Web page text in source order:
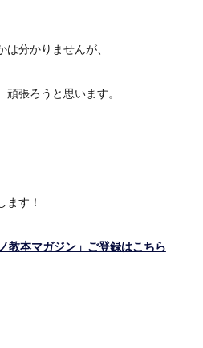
分かりませんが、
張ろうと思います。
ます！
教本マガジン」ご登録はこちら